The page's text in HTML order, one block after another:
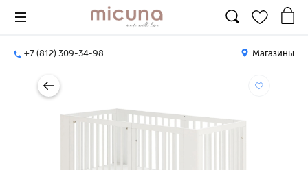
+7 (812) 309-34-98 Магазины